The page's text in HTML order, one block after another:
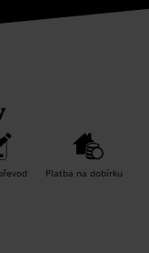
Platba na dobírku